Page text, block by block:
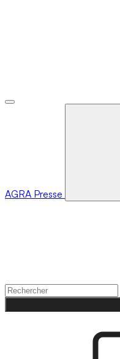
AGRA Presse